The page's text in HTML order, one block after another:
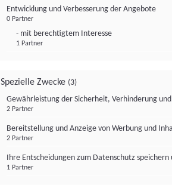
Entwicklung und Verbesserung der Angebote
0 Partner
- mit berechtigtem Interesse
1 Partner
Spezielle Zwecke (3)
Gewährleistung der Sicherheit, Verhinderung
2 Partner
Bereitstellung und Anzeige von Werbung und
2 Partner
Ihre Entscheidungen zum Datenschutz
1 Partner